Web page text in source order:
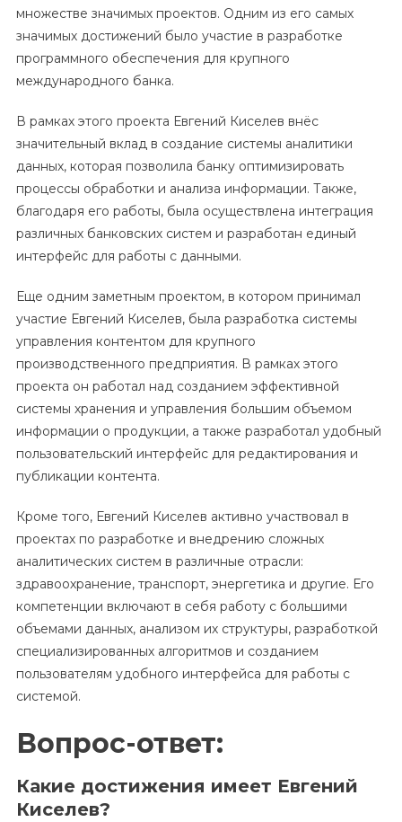
множестве значимых проектов. Одним из его самых
значимых достижений было участие в разработке
программного обеспечения для крупного
международного банка.
В рамках этого проекта Евгений Киселев внёс
значительный вклад в создание системы аналитики
данных, которая позволила банку оптимизировать
процессы обработки и анализа информации. Также,
благодаря его работы, была осуществлена интеграция
различных банковских систем и разработан единый
интерфейс для работы с данными.
Еще одним заметным проектом, в котором принимал
участие Евгений Киселев, была разработка системы
управления контентом для крупного
производственного предприятия. В рамках этого
проекта он работал над созданием эффективной
системы хранения и управления большим объемом
информации о продукции, а также разработал удобный
пользовательский интерфейс для редактирования и
публикации контента.
Кроме того, Евгений Киселев активно участвовал в
проектах по разработке и внедрению сложных
аналитических систем в различные отрасли:
здравоохранение, транспорт, энергетика и другие. Его
компетенции включают в себя работу с большими
объемами данных, анализом их структуры, разработкой
специализированных алгоритмов и созданием
пользователям удобного интерфейса для работы с
системой.
Вопрос-ответ:
Какие достижения имеет Евгений
Киселев?